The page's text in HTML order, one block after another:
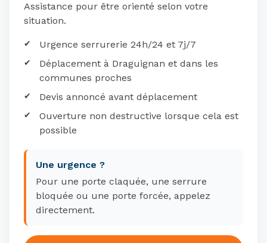
Assistance pour être orienté selon votre
situation.
Urgence serrurerie 24h/24 et 7j/7
Déplacement à Draguignan et dans les
communes proches
Devis annoncé avant déplacement
Ouverture non destructive lorsque cela est
possible
Une urgence ?
Pour une porte claquée, une serrure
bloquée ou une porte forcée, appelez
directement.